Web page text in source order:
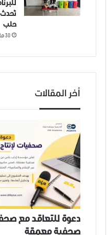
تُحدث
حلب
30 مارس، 2026
أخر المقالات
دعوة للتعاقد مع
صحفية معمقة